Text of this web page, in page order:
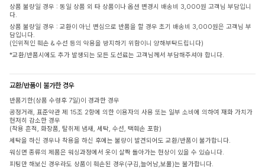
상품 불량일 경우 : 동일 상품 외 타 상품이나 옵션 변경시 배송비 3,000원 고객님 부담입니
다.
상품 불량일 경우 : 교환이 아닌 변심으로 반품을 할 경우 초기 배송비 3,000원은 고객님 부
담입니다.
(인위적인 훼손 & 수선 등의 악용을 방지하기 위함이니 양해부탁드립니다)
*교환/반품시에도 추가 발생되는 모든 도선료는 고객님께서 부담해주셔야 합니다.
교환/반품이 불가한 경우
반품기한(상품 수령후 7일)이 경과한 경우
공정거래, 표준약관 제 15조 2항에 의한 이용자의 사용 또는 일부 소비에 의하여 재화 가치가
현저히 감소한 경우
(착용 흔적, 화장품, 탈취제 냄새, 세탁, 수선, 택훼손 포함)
세탁을 하신 경우나 착용을 하신 후에는 불량이 발견되어도 교환/반품이 불가합니다.
워싱면 종류의 제품은 워싱과정에서 옷이 살짝 돌아가는 현상이 있을 수 있습니다.
피팅만 해보신 경우라도 상품이 훼손된 경우(구김,늘어남,보풀)는 불가합니다.